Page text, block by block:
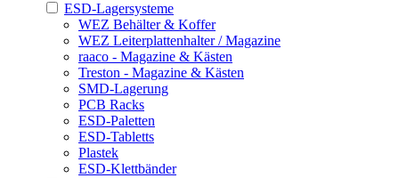
ESD-Lagersysteme
WEZ Behälter & Koffer
WEZ Leiterplattenhalter / Magazine
raaco - Magazine & Kästen
Treston - Magazine & Kästen
SMD-Lagerung
PCB Racks
ESD-Paletten
ESD-Tabletts
Plastek
ESD-Klettbänder